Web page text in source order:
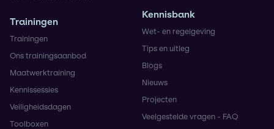
Trainingen
Trainingen
Ons trainingsaanbod
Maatwerktraining
Kennissessies
Veiligheidsdagen
Toolboxen
Kennisbank
Wet- en regelgeving
Tips en uitleg
Blogs
Nieuws
Projecten
Veelgestelde vragen - FAQ